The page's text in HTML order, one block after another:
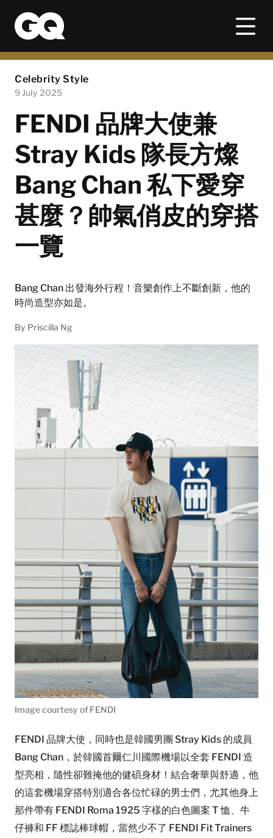
Celebrity Style
9 July 2025
FENDI 品牌大使兼
Stray Kids 隊長方燦
Bang Chan 私下愛穿
甚麼？帥氣俏皮的穿搭
一覽
Bang Chan 出發海外行程！音樂創作上不斷創新，他的
時尚造型亦如是。
By Priscilla Ng
Image courtesy of FENDI
FENDI 品牌大使，同時也是韓國男團 Stray Kids 的成員
Bang Chan，於韓國首爾仁川國際機場以全套 FENDI 造
型亮相，隨性卻難掩他的健碩身材！結合奢華與舒適，他
的這套機場穿搭特別適合各位忙碌的男士們，尤其他身上
那件帶有 FENDI Roma 1925 字樣的白色圖案 T 恤、牛
仔褲和 FF 標誌棒球帽，當然少不了 FENDI Fit Trainers